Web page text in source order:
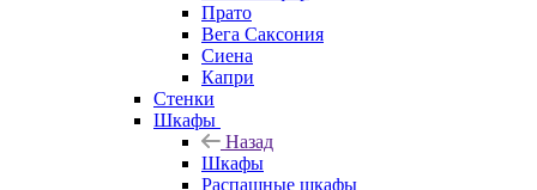
Прато
Вега Саксония
Сиена
Капри
Стенки
Шкафы
Назад
Шкафы
Распашные шкафы